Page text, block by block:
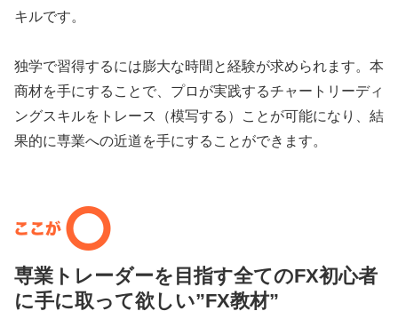
キルです。
独学で習得するには膨大な時間と経験が求められます。本
商材を手にすることで、プロが実践するチャートリーディ
ングスキルをトレース（模写する）ことが可能になり、結
果的に専業への近道を手にすることができます。
専業トレーダーを目指す全てのFX初心者
に手に取って欲しい”FX教材”